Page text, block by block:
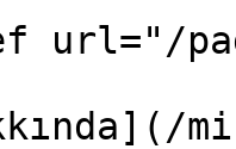
url="/